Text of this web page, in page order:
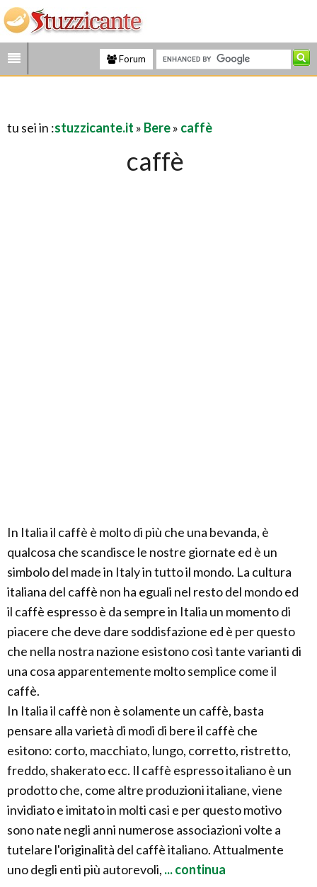
Forum
tu sei in :stuzzicante.it » Bere» caffè
caffè
In Italia il caffè è molto di più che una bevanda, è
qualcosa che scandisce le nostre giornate ed è un
simbolo del made in Italy in tutto il mondo. La cultura
italiana del caffè non ha eguali nel resto del mondo ed
il caffè espresso è da sempre in Italia un momento di
piacere che deve dare soddisfazione ed è per questo
che nella nostra nazione esistono così tante varianti di
una cosa apparentemente molto semplice come il
caffè.
In Italia il caffè non è solamente un caffè, basta
pensare alla varietà di modi di bere il caffè che
esitono: corto, macchiato, lungo, corretto, ristretto,
freddo, shakerato ecc. Il caffè espresso italiano è un
prodotto che, come altre produzioni italiane, viene
invidiato e imitato in molti casi e per questo motivo
sono nate negli anni numerose associazioni volte a
tutelare l'originalità del caffè italiano. Attualmente
uno degli enti più autorevoli, ... continua